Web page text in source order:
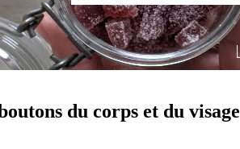
du corps et du visage